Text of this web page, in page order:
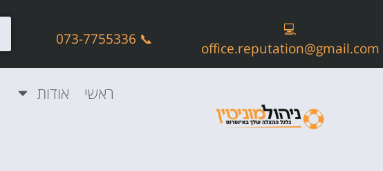
💻
office.reputation@gmail.com
📞 073-7755336
ראשי אודות